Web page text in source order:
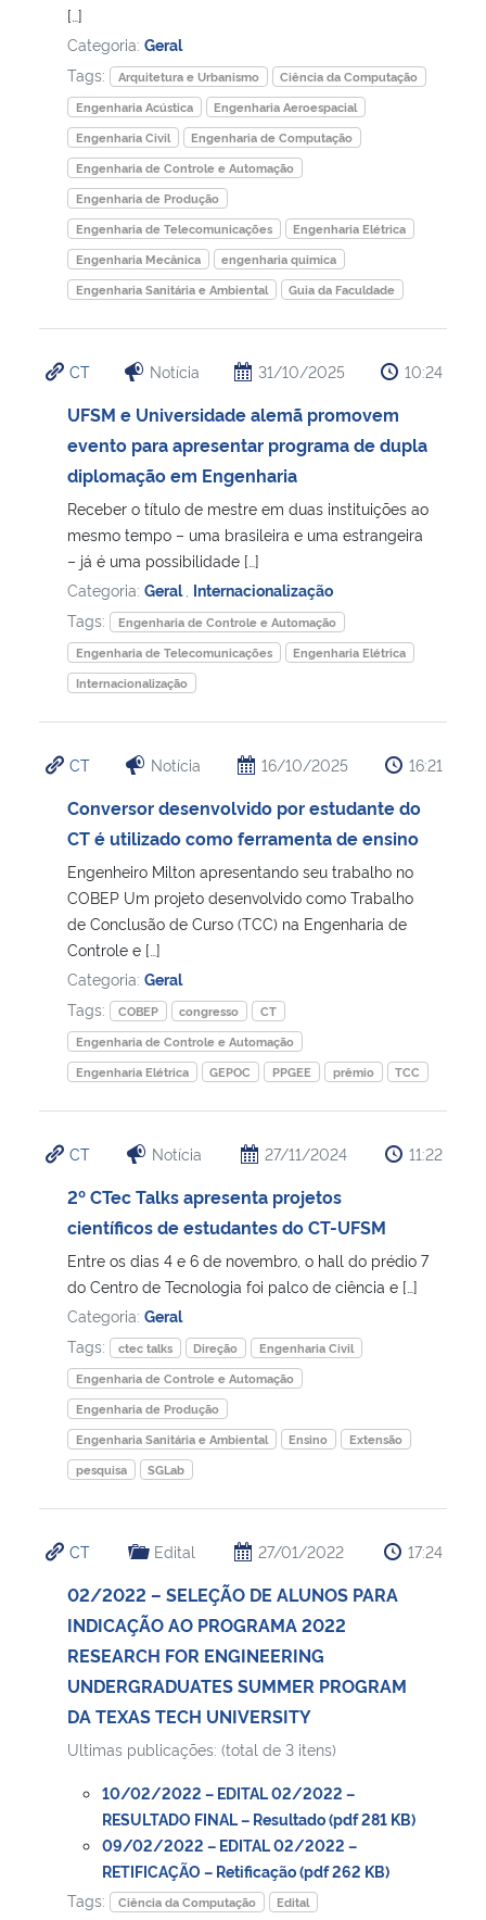
[…]
Categoria: Geral
Tags:
Arquitetura e Urbanismo
Ciência da Computação
Engenharia Acústica
Engenharia Aeroespacial
Engenharia Civil
Engenharia de Computação
Engenharia de Controle e Automação
Engenharia de Produção
Engenharia de Telecomunicações
Engenharia Elétrica
Engenharia Mecânica
engenharia quimica
Engenharia Sanitária e Ambiental
Guia da Faculdade
CT Notícia 31/10/2025 10:24
UFSM e Universidade alemã promovem
evento para apresentar programa de dupla
diplomação em Engenharia
Receber o título de mestre em duas instituições ao
mesmo tempo – uma brasileira e uma estrangeira
– já é uma possibilidade […]
Categoria: Geral
Internacionalização
Tags:
Engenharia de Controle e Automação
Engenharia de Telecomunicações
Engenharia Elétrica
Internacionalização
CT Notícia 16/10/2025 16:21
Conversor desenvolvido por estudante do
CT é utilizado como ferramenta de ensino
Engenheiro Milton apresentando seu trabalho no
COBEP Um projeto desenvolvido como Trabalho
de Conclusão de Curso (TCC) na Engenharia de
Controle e […]
Categoria: Geral
Tags:
COBEP congresso
CT
Engenharia de Controle e Automação
Engenharia Elétrica
GEPOC PPGEE prêmio TCC
CT Notícia 27/11/2024 11:22
2º CTec Talks apresenta projetos
científicos de estudantes do CT-UFSM
Entre os dias 4 e 6 de novembro, o hall do prédio 7
do Centro de Tecnologia foi palco de ciência e […]
Categoria: Geral
Tags:
ctec talks Direção
Engenharia Civil
Engenharia de Controle e Automação
Engenharia de Produção
Engenharia Sanitária e Ambiental
Ensino
Extensão
pesquisa
SGLab
CT Edital 27/01/2022 17:24
02/2022 – SELEÇÃO DE ALUNOS PARA
INDICAÇÃO AO PROGRAMA 2022
RESEARCH FOR ENGINEERING
UNDERGRADUATES SUMMER PROGRAM
DA TEXAS TECH UNIVERSITY
Ultimas publicações: (total de 3 itens)
10/02/2022 – EDITAL 02/2022 –
RESULTADO FINAL – Resultado (pdf 281 KB)
09/02/2022 – EDITAL 02/2022 –
RETIFICAÇÃO – Retificação (pdf 262 KB)
Tags:
Ciência da Computação Edital